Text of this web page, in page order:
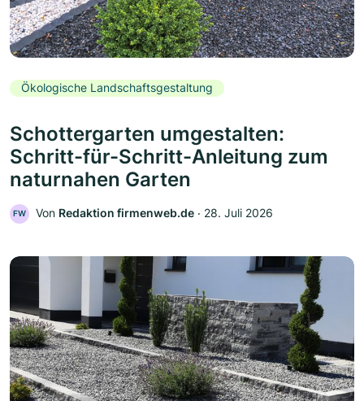
Ökologische Landschaftsgestaltung
Schottergarten umgestalten:
Schritt-für-Schritt-Anleitung zum
naturnahen Garten
FW Von Redaktion firmenweb.de ‧ 28. Juli 2026